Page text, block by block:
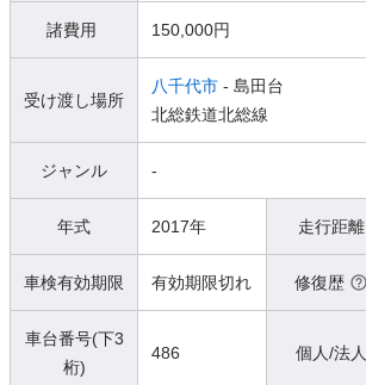
諸費用 150,000円
受け渡し場所
八千代市 - 島田台
北総鉄道北総線
ジャンル -
年式 2017年 走行距離
車検有効期限 有効期限切れ 修復歴
車台番号(下3
桁)
486 個人/法人